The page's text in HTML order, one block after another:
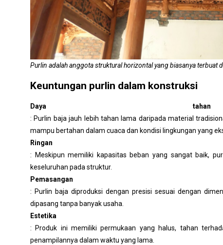
Purlin adalah anggota struktural horizontal yang biasanya terbuat
Keuntungan purlin dalam konstruksi
Daya
: Purlin baja jauh lebih tahan lama daripada material
mampu bertahan dalam cuaca dan kondisi lingkungan yang
Ringan
: Meskipun memiliki kapasitas beban yang sangat baik,
keseluruhan pada struktur.
: Purlin baja diproduksi dengan presisi sesuai dengan
dipasang tanpa banyak usaha.
: Produk ini memiliki permukaan yang halus, tahan
penampilannya dalam waktu yang lama.